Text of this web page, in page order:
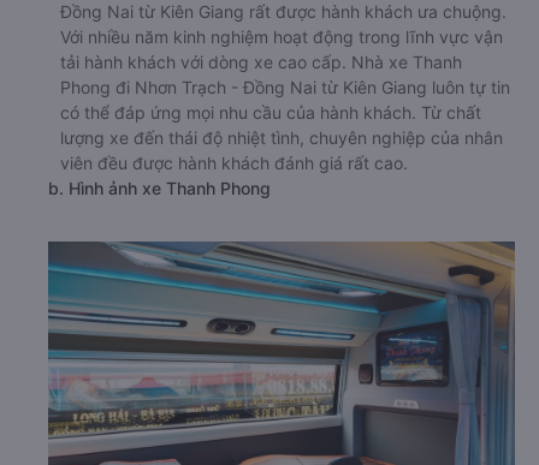
Đồng Nai từ Kiên Giang rất được hành khách ưa chuộng.
Với nhiều năm kinh nghiệm hoạt động trong lĩnh vực vận
tải hành khách với dòng xe cao cấp. Nhà xe Thanh
Phong đi Nhơn Trạch - Đồng Nai từ Kiên Giang luôn tự tin
có thể đáp ứng mọi nhu cầu của hành khách. Từ chất
lượng xe đến thái độ nhiệt tình, chuyên nghiệp của nhân
viên đều được hành khách đánh giá rất cao.
b. Hình ảnh xe Thanh Phong